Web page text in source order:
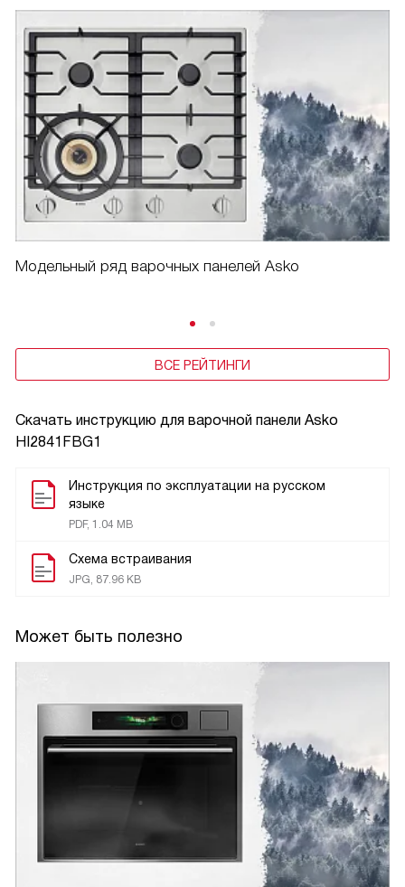
Скачать инструкцию для варочной панели Asko
HI2841FBG1
Инструкция по эксплуатации на русском
языке
PDF, 1.04 MB
Схема встраивания
JPG, 87.96 KB
Может быть полезно
Модельный ряд варочных панелей Asko
ВСЕ РЕЙТИНГИ